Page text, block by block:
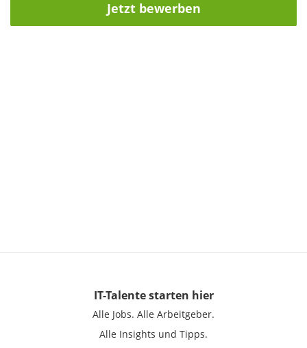
Jetzt bewerben
IT-Talentestarten hier
Alle Jobs. Alle Arbeitgeber.
Alle Insights und Tipps.